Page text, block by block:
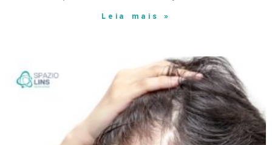
Leia mais »